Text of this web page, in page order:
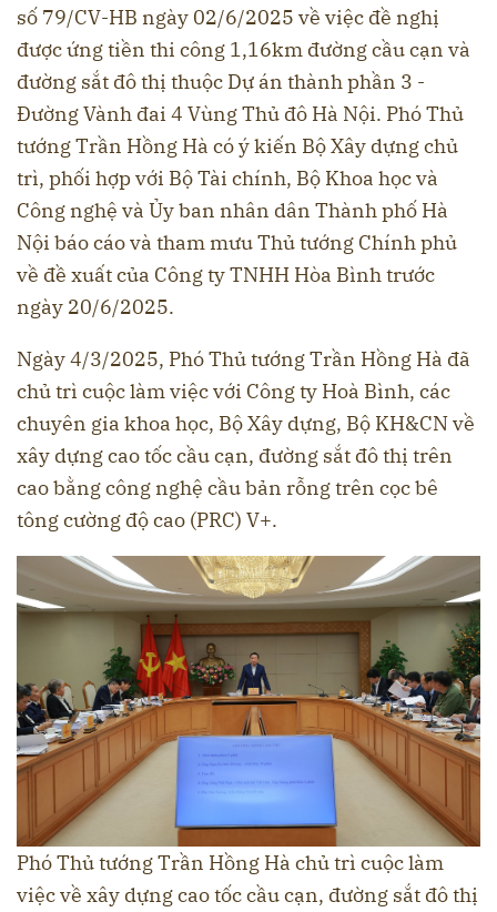
số 79/CV-HB ngày 02/6/2025 về việc đề nghị
được ứng tiền thi công 1,16km đường cầu cạn và
đường sắt đô thị thuộc Dự án thành phần 3 -
Đường Vành đai 4 Vùng Thủ đô Hà Nội. Phó Thủ
tướng Trần Hồng Hà có ý kiến Bộ Xây dựng chủ
trì, phối hợp với Bộ Tài chính, Bộ Khoa học và
Công nghệ và Ủy ban nhân dân Thành phố Hà
Nội báo cáo và tham mưu Thủ tướng Chính phủ
về đề xuất của Công ty TNHH Hòa Bình trước
ngày 20/6/2025.
Ngày 4/3/2025, Phó Thủ tướng Trần Hồng Hà đã
chủ trì cuộc làm việc với Công ty Hoà Bình, các
chuyên gia khoa học, Bộ Xây dựng, Bộ KH&CN về
xây dựng cao tốc cầu cạn, đường sắt đô thị trên
cao bằng công nghệ cầu bản rỗng trên cọc bê
tông cường độ cao (PRC) V+.
Phó Thủ tướng Trần Hồng Hà chủ trì cuộc làm
việc về xây dựng cao tốc cầu cạn, đường sắt đô thị